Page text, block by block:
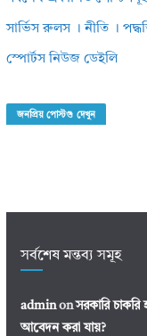
সার্ভিস রুলস । নীতি ।
স্পোর্টস নিউজ ডেইলি
জনপ্রিয় পোস্টগু দেখুন
সর্বশেষ মন্তব্য সমূহ
adminonসরকারি
আবেদন করা যায়?